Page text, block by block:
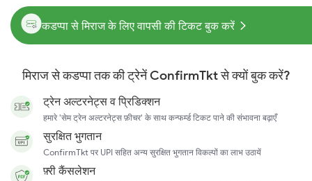
कडप्पा से मिराज के लिए वापसी की टिकट बुक करें
मिराज से कडप्पा तक की ट्रेनें ConfirmTkt से क्यों बुक करें?
ट्रेन अल्टरनेट्स व प्रिडिक्शन
हमारे 'सेम ट्रेन अल्टरनेट्स फ़ीचर' के साथ कन्फर्म्ड टिकट पाने की संभावना बढ़ाएँ
सुरक्षित भुगतान
ConfirmTkt पर UPI सहित अन्य सुरक्षित भुगतान विकल्पों का लाभ उठायें
फ़्री कैंसलेशन